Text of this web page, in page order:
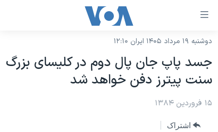
لینکهای
دسترسی
جهش
محتوای
اصلی
جهش
نسخه سبک وب‌سایت
موضوع ها
ایران
آمریکا
برنامه های تلویزیونی
جدول برنامه ها
دوشنبه ۱۹ مرداد ۱۴۰۵ ایران ۱۲:۱۰
جسد پاپ جان پال دوم در کليسای بزرگ
سنت پيترز دفن خواهد شد
۱۵ فروردین ۱۳۸۴
اشتراک